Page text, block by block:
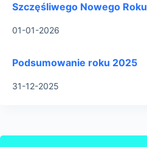
Szczęśliwego Nowego Roku
01-01-2026
Podsumowanie roku 2025
31-12-2025